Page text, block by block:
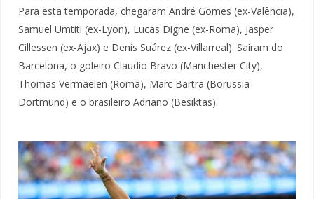
Para esta temporada, chegaram André Gomes (ex-Valência),
Samuel Umtiti (ex-Lyon), Lucas Digne (ex-Roma), Jasper
Cillessen (ex-Ajax) e Denis Suárez (ex-Villarreal). Saíram do
Barcelona, o goleiro Claudio Bravo (Manchester City),
Thomas Vermaelen (Roma), Marc Bartra (Borussia
Dortmund) e o brasileiro Adriano (Besiktas).